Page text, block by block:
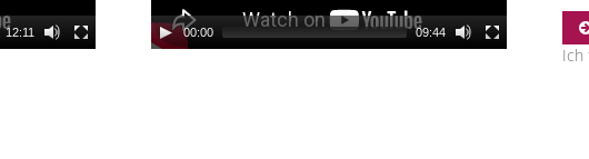
12:11 00:00 09:44
Ich